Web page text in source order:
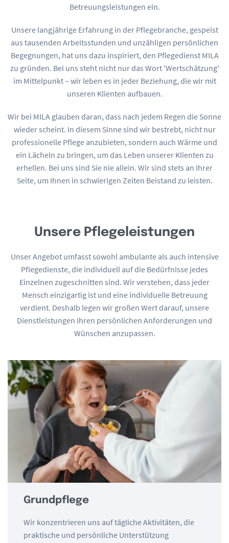
Betreuungsleistungen ein.
Unsere langjährige Erfahrung in der Pflegebranche, gespeist
aus tausenden Arbeitsstunden und unzähligen persönlichen
Begegnungen, hat uns dazu inspiriert, den Pflegedienst MILA
zu gründen. Bei uns steht nicht nur das Wort 'Wertschätzung'
im Mittelpunkt – wir leben es in jeder Beziehung, die wir mit
unseren Klienten aufbauen.
Wir bei MILA glauben daran, dass nach jedem Regen die Sonne
wieder scheint. In diesem Sinne sind wir bestrebt, nicht nur
professionelle Pflege anzubieten, sondern auch Wärme und
ein Lächeln zu bringen, um das Leben unserer Klienten zu
erhellen. Bei uns sind Sie nie allein. Wir sind stets an Ihrer
Seite, um Ihnen in schwierigen Zeiten Beistand zu leisten.
Unsere Pflegeleistungen
Unser Angebot umfasst sowohl ambulante als auch intensive
Pflegedienste, die individuell auf die Bedürfnisse jedes
Einzelnen zugeschnitten sind. Wir verstehen, dass jeder
Mensch einzigartig ist und eine individuelle Betreuung
verdient. Deshalb legen wir großen Wert darauf, unsere
Dienstleistungen Ihren persönlichen Anforderungen und
Wünschen anzupassen.
Grundpflege
Wir konzentrieren uns auf tägliche Aktivitäten, die
praktische und persönliche Unterstützung